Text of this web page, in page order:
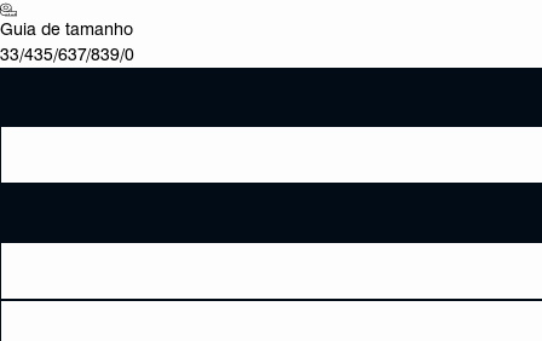
Guia de tamanho
33/435/637/839/0